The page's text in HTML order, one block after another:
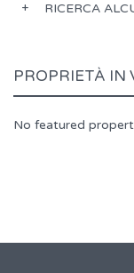
RICERCA
PROPRIETÀ IN
No featured